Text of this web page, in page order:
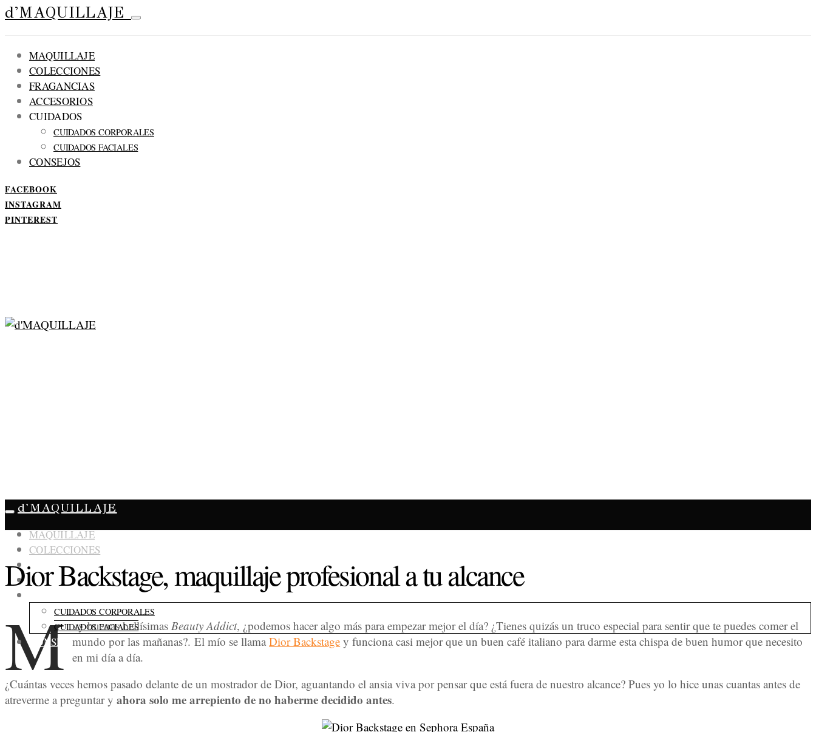
d'MAQUILLAJE
MAQUILLAJE
COLECCIONES
FRAGANCIAS
ACCESORIOS
CUIDADOS
CUIDADOS CORPORALES
CUIDADOS FACIALES
CONSEJOS
FACEBOOK
INSTAGRAM
PINTEREST
d'MAQUILLAJE
MAQUILLAJE
COLECCIONES
FRAGANCIAS
ACCESORIOS
CUIDADOS CORPORALES
CUIDADOS FACIALES
CONSEJOS
Dior Backstage, maquillaje profesional a tu alcance
M uy buenas bellísimas Beauty Addict, ¿podemos hacer algo más para empezar mejor el día? ¿Tienes quizás un truco especial para sentir que te puedes comer el
mundo por las mañanas?. El mío se llamaDior Backstage y funciona casi mejor que un buen café italiano para darme esta chispa de buen humor que necesito
en mi día a día.
¿Cuántas veces hemos pasado delante de un mostrador de Dior, aguantando el ansia viva por pensar que está fuera de nuestro alcance? Pues yo lo hice unas cuantas antes de
atreverme a preguntar y ahora solo me arrepiento de no haberme decidido antes.